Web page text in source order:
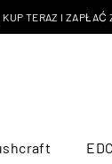
TERAZ I ZAPŁAĆ
EDC